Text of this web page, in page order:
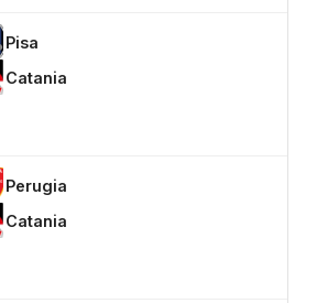
Pisa
Catania
Perugia
Catania